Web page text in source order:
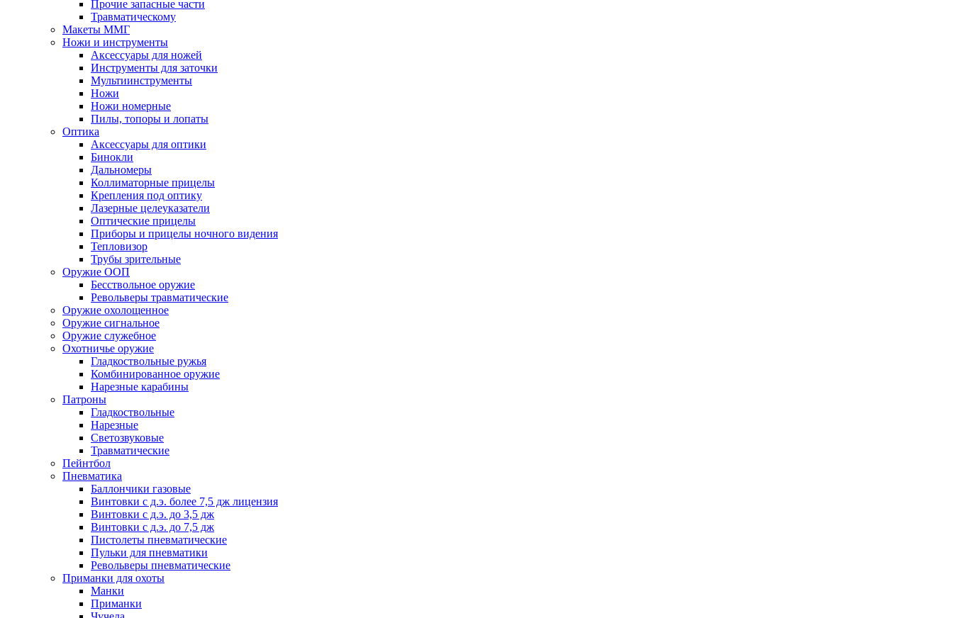
Прочие запасные части
Травматическому
Макеты ММГ
Ножи и инструменты
Аксессуары для ножей
Инструменты для заточки
Мультиинструменты
Ножи
Ножи номерные
Пилы, топоры и лопаты
Оптика
Аксессуары для оптики
Бинокли
Дальномеры
Коллиматорные прицелы
Крепления под оптику
Лазерные целеуказатели
Оптические прицелы
Приборы и прицелы ночного видения
Тепловизор
Трубы зрительные
Оружие ООП
Бесствольное оружие
Револьверы травматические
Оружие охолощенное
Оружие сигнальное
Оружие служебное
Охотничье оружие
Гладкоствольные ружья
Комбинированное оружие
Нарезные карабины
Патроны
Гладкоствольные
Нарезные
Светозвуковые
Травматические
Пейнтбол
Пневматика
Баллончики газовые
Винтовки с д.э. более 7,5 дж лицензия
Винтовки с д.э. до 3,5 дж
Винтовки с д.э. до 7,5 дж
Пистолеты пневматические
Пульки для пневматики
Револьверы пневматические
Приманки для охоты
Манки
Приманки